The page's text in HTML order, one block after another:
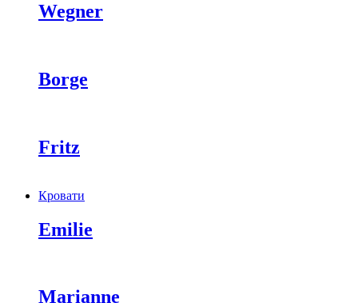
Wegner
Borge
Fritz
Кровати
Emilie
Marianne